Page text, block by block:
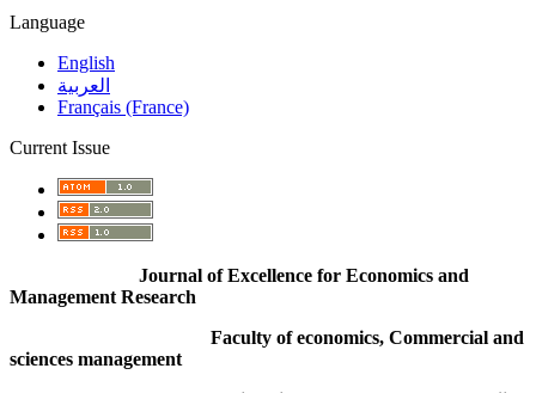
Language
English
العربية
Français (France)
Current Issue
Journal of Excellence for Economics and
Management Research
Faculty of economics, Commercial and
sciences management